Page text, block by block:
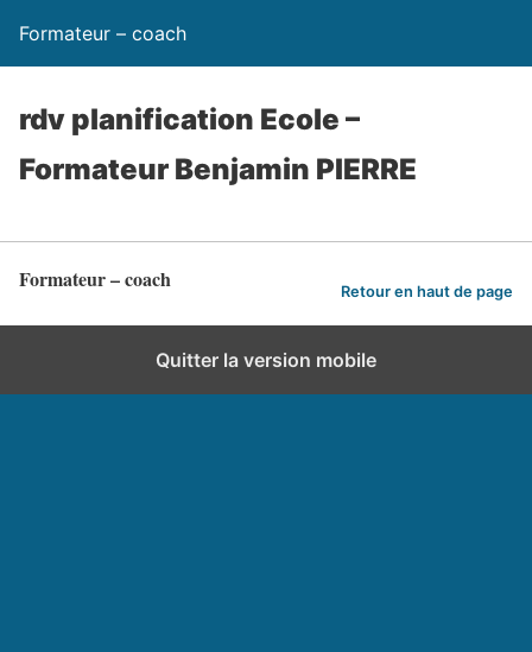
Formateur – coach
rdv planification Ecole –
Formateur Benjamin PIERRE
Formateur – coach Retour en haut de page
Quitter la version mobile